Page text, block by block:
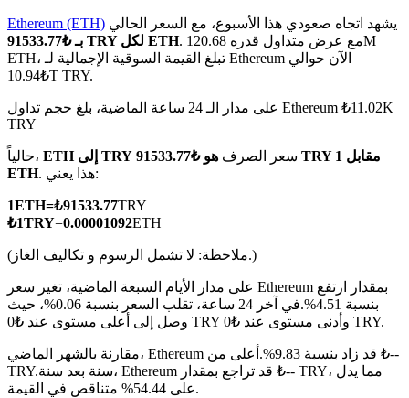
العقود الآجلة لـ COIN-M
العقود الآجلة للعملات المشفرة
مشتقات الأسهم والعملات الأجنبية والمعادن الثمينة والسلع
العقود الآجلة USDC
العقود الآجلة باستخدام USDC كضمان
Ethereum (ETH) يشهد اتجاه صعودي هذا الأسبوع، مع السعر الحالي
بـ ₺91533.77 TRY لكل ETH. مع عرض متداول قدره 120.68M
ETH، تبلغ القيمة السوقية الإجمالية لـ Ethereum الآن حوالي
₺10.94T TRY.
على مدار الـ 24 ساعة الماضية، بلغ حجم تداول Ethereum ₺11.02K
TRY
حالياً، ETH إلى TRY سعر الصرف
هو ₺91533.77 TRY مقابل 1
ETH
. هذا يعني:
1ETH=₺91533.77TRY
₺1TRY=0.00001092ETH
(ملاحظة: لا تشمل الرسوم و تكاليف الغاز.)
على مدار الأيام السبعة الماضية، تغير سعر Ethereum بمقدار ارتفع
بنسبة 4.51%.
في آخر 24 ساعة، تقلب السعر بنسبة 0.06%، حيث
وصل إلى أعلى مستوى عند ₺0 TRY وأدنى مستوى عند ₺0 TRY.
مقارنة بالشهر الماضي، Ethereum قد زاد بنسبة 9.83%.أعلى من ₺--
TRY.سنة بعد سنة، Ethereum قد تراجع بمقدار ₺-- TRY، مما يدل
على 54.44% متناقص في القيمة.